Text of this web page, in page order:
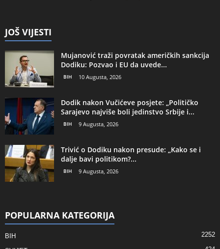
JOŠ VIJESTI
Mujanović traži povratak američkih sankcija
Dodiku: Pozvao i EU da uvede...
BIH 10 Augusta, 2026
Dodik nakon Vučićeve posjete: „Političko
Sarajevo najviše boli jedinstvo Srbije i...
BIH 9 Augusta, 2026
Trivić o Dodiku nakon presude: „Kako se i
dalje bavi politikom?...
BIH 9 Augusta, 2026
POPULARNA KATEGORIJA
BIH 2252